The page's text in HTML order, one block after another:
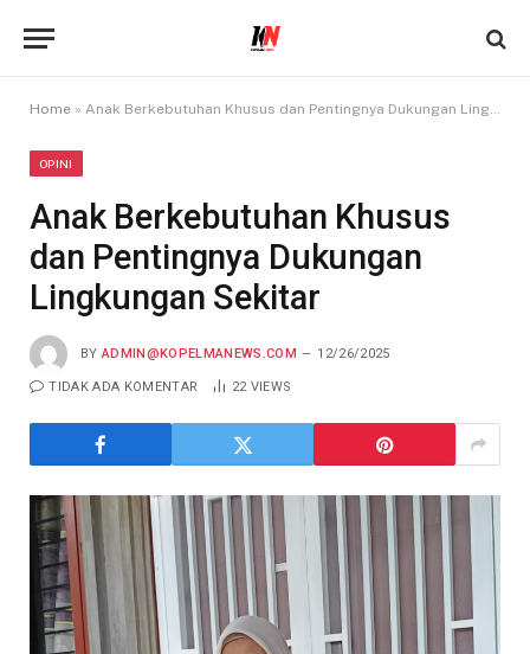
Home » Anak Berkebutuhan Khusus dan Pentingnya Dukungan Lingkungan Sekitar
OPINI
Anak Berkebutuhan Khusus
dan Pentingnya Dukungan
Lingkungan Sekitar
BY ADMIN@KOPELMANEWS.COM 12/26/2025
TIDAK ADA KOMENTAR 22 VIEWS